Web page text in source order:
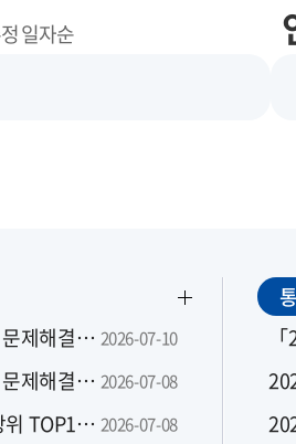
일자순
2026년 AI·데이터 문제해결은행 맞춤 지원 모집 공고 2026-07-10
2026년 AI·데이터 문제해결은행 맞춤 지원사업 지역별 설명회 2026-07-08
공공데이터 활용 상위 TOP10(2026년 6월) 2026-07-08